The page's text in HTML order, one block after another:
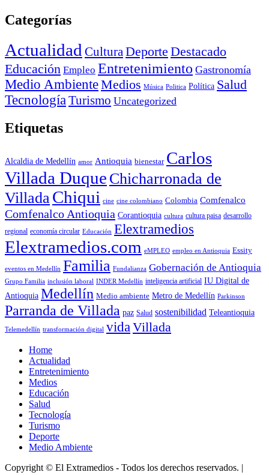
Categorías
Actualidad Cultura Deporte Destacado
Educación Empleo Entretenimiento Gastronomía
Medio AmbienteMedios Música Politica Política Salud
Tecnología Turismo Uncategorized
Etiquetas
Alcaldia de Medellín amor Antioquia bienestar Carlos
Villada Duque Chicharronada de
Villada Chiqui cine cine colombiano Colombia Comfenalco
Comfenalco Antioquia Corantioquia cultura cultura paisa desarrollo
regional economía circular Educación Elextramedios
Elextramedios.com eMPLEO empleo en Antioquia Essity
eventos en Medellín Familia Fundalianza Gobernación de Antioquia
Grupo Familia inclusión laboral INDER Medellín inteligencia artificial IU Digital de
Antioquia Medellín Medio ambiente Metro de Medellín Parkinson
Parranda de Villada paz Salud sostenibilidad Teleantioquia
Telemedellín transformación digital vida Villada
Home
Actualidad
Entretenimiento
Medios
Educación
Salud
Tecnología
Turismo
Deporte
Medio Ambiente
Copyright © El Extramedios - Todos los derechos reservados. |